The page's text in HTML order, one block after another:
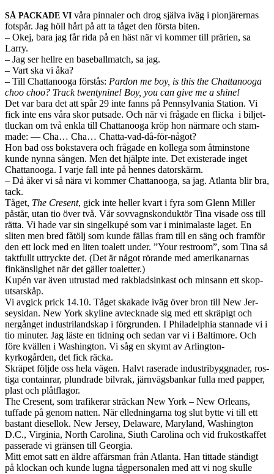
SÅ PACKADE VI våra pin­naler och drog själva iväg i pio­njär­ernas
fot­spår. Jag höll hårt på att ta tåget den första biten.
– Okej, bara jag får rida på en häst när vi kom­mer till prärien, sa
Larry.
– Jag ser hellre en base­ball­match, sa jag.
– Vart ska vi åka?
– Till Chat­tanooga förstås: Par­don me boy, is this the Chat­tanooga
choo choo? Track twen­ty­nine! Boy, you can give me a shine!
Det var bara det att spår 29 inte fanns på Penn­syl­va­nia Sta­tion. Vi
fick inte ens våra skor put­sade. Och när vi frå­gade en flicka i bil­jet­
tluckan om två enkla till Chat­tanooga kröp hon när­mare och stam­
made: — Cha… Cha… Chatta-vad-då-för-något?
Hon bad oss bok­stavera och frå­gade en kol­lega som åtmin­stone
kunde nynna sån­gen. Men det hjälpte inte. Det exis­ter­ade inget
Chat­tanooga. I varje fall inte på hennes datorskärm.
– Då åker vi så nära vi kom­mer Chat­tanooga, sa jag. Atlanta blir bra,
tack.
Tåget, The Cre­sent, gick inte heller kvart i fyra som Glenn Miller
påstår, utan tio över två. Vår sov­vagn­skon­duk­tör Tina visade oss till
rätta. Vi hade var sin sin­gelkupé som var i min­i­malaste laget. En
sliten men bred fåtölj som kunde fäl­las fram till en säng och fram­för
den ett lock med en liten toalett under. ”Your restroom”, som Tina så
tak­t­fullt uttryckte det. (Det är något rörande med amerika­nar­nas
finkäns­lighet när det gäller toalet­ter.)
Kupén var även utrustad med rak­bladsinkast och min­sann ett skop­
ut­sarskåp.
Vi avg­ick prick 14.10. Tåget skakade iväg över bron till New Jer­
seysi­dan. New York sky­line avteck­nade sig med ett skräpigt och
nergånget indus­tri­land­skap i för­grun­den. I Philadel­phia stan­nade vi i
tio minuter. Jag läste en tid­ning och sedan var vi i Bal­ti­more. Och
före kvällen i Wash­ing­ton. Vi såg en skymt av Arlington-
kyrkogården, det fick räcka.
Skräpet följde oss hela vägen. Halvt raser­ade indus­tribyg­gnader, ros­
tiga con­tain­rar, plun­drade bil­vrak, järn­vägs­bankar fulla med pap­per,
plast och plåt­flagor.
The Cre­sent, som trafik­erar sträckan New York – New Orleans,
tuffade på genom nat­ten. När elled­ningarna tog slut bytte vi till ett
bas­tant diesel­lok. New Jer­sey, Delaware, Mary­land, Wash­ing­ton
D.C., Vir­ginia, North Car­olina, Siuth Car­olina och vid frukostkaf­fet
passer­ade vi gränsen till Geor­gia.
Mitt emot satt en äldre affärs­man från Atlanta. Han tit­tade ständigt
på klockan och kunde lugna tåg­per­son­alen med att vi nog skulle